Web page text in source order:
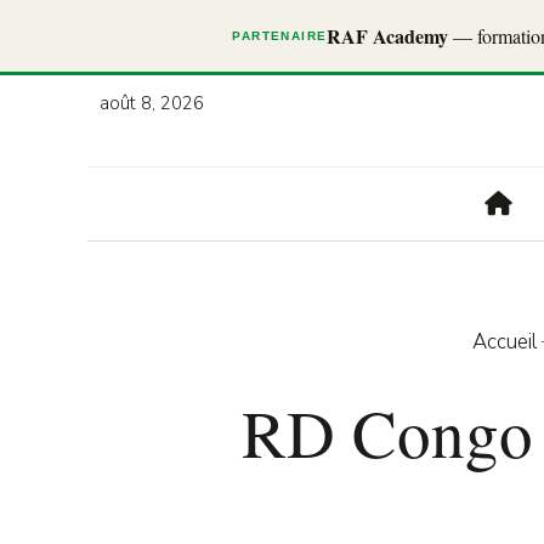
PARTENAIRERAF Academy—
août 8, 2026
Accueil
RD